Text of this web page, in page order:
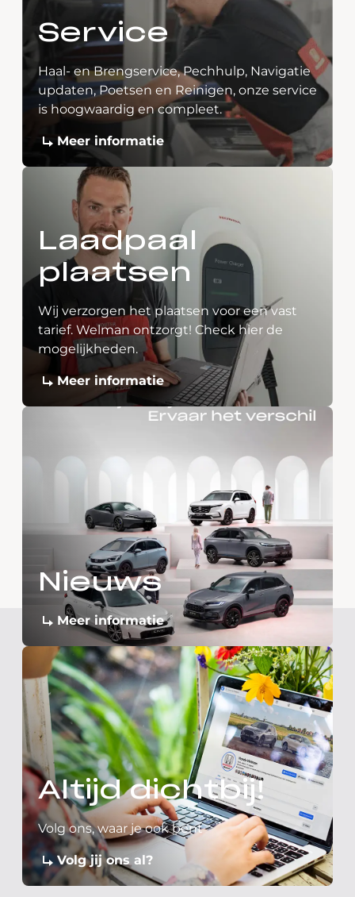
Service
Haal- en Brengservice, Pechhulp, Navigatie
updaten, Poetsen en Reinigen, onze service
is hoogwaardig en compleet.
Meer informatie
Laadpaal
plaatsen
Wij verzorgen het plaatsen voor een vast
tarief. Welman ontzorgt! Check hier de
mogelijkheden.
Meer informatie
Nieuws
Meer informatie
Altijd dichtbij!
Volg ons, waar je ook bent
Volg jij ons al?